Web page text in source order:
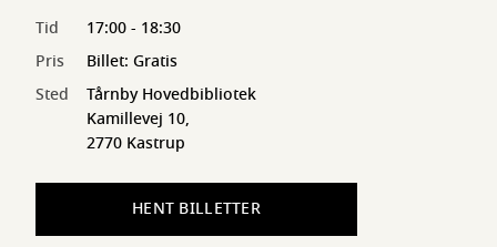
Tid
17:00 - 18:30
Pris
Billet: Gratis
Sted
Tårnby Hovedbibliotek
Kamillevej 10,
2770 Kastrup
HENT BILLETTER